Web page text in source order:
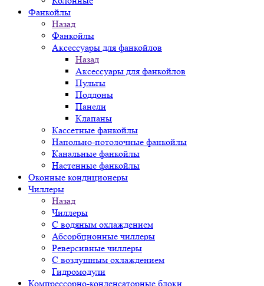
Фанкойлы
Назад
Фанкойлы
Аксессуары для фанкойлов
Назад
Аксессуары для фанкойлов
Пульты
Поддоны
Панели
Клапаны
Кассетные фанкойлы
Напольно-потолочные фанкойлы
Канальные фанкойлы
Настенные фанкойлы
Оконные кондиционеры
Чиллеры
Назад
Чиллеры
С водяным охлаждением
Абсорбционные чиллеры
Реверсивные чиллеры
С воздушным охлаждением
Гидромодули
Компрессорно-конденсаторные блоки